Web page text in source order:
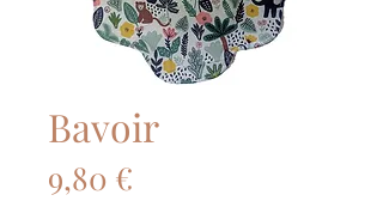
Bavoir
9,80 €